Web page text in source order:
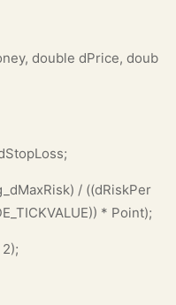
double dPrice, doub
/ ((dRiskPer
* Point);